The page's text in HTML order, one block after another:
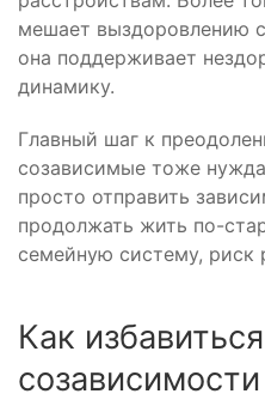
мешает выздоровлению
она поддерживает
динамику.
Главный шаг к
созависимые тоже
просто отправить
продолжать жить по-
семейную систему, риск
Как
созависимости